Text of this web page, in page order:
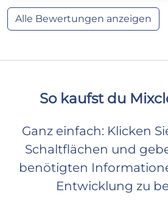
Alle Bewertungen anzeigen
So kaufst du
Ganz einfach: Klicken
Schaltflächen und
benötigten
Entwicklung zu